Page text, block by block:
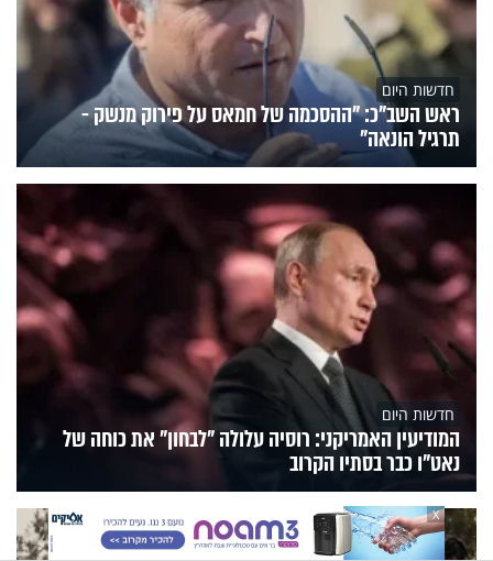
חדשות היום
ראש השב"כ: "ההסכמה של חמאס על פירוק מנשק -
תרגיל הונאה"
חדשות היום
המודיעין האמריקני: רוסיה עלולה "לבחון" את כוחה של
נאט"ו כבר בסתיו הקרוב
X